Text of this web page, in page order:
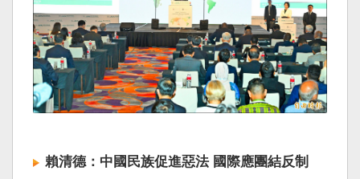
賴清德：中國民族促進惡法 國際應團結反制